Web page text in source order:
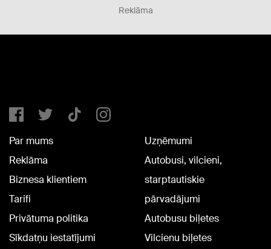
Reklāma
Par mums
Reklāma
Biznesa klientiem
Tarifi
Privātuma politika
Sīkdatņu iestatījumi
Uzņēmumi
Autobusi, vilcieni,
starptautiskie
pārvadājumi
Autobusu biļetes
Vilcienu biļetes